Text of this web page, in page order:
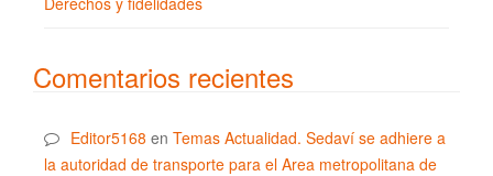
Comentarios recientes
Editor5168 en Temas Actualidad. Sedaví se adhiere a
la autoridad de transporte para el Area metropolitana de